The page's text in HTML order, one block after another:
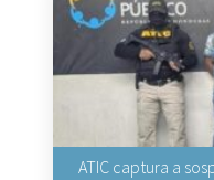
ATIC captura a